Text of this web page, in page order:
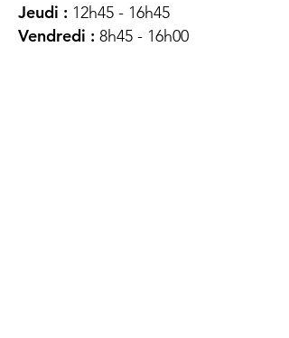
Jeudi : 12h45 - 16h45
Vendredi : 8h45 - 16h00